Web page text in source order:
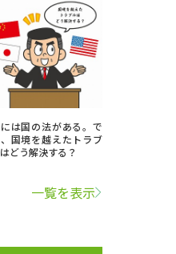
は国の法がある。で
国境を越えたトラブ
どう解決する？
一覧を表示